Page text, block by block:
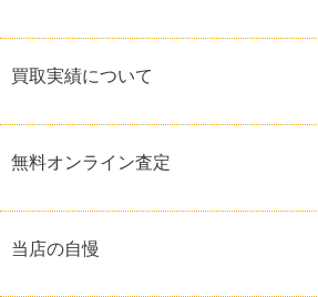
買取実績について
無料オンライン査定
当店の自慢